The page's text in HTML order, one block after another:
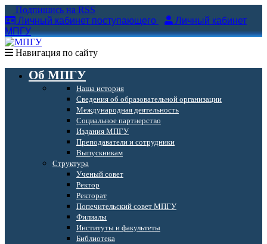
Подпишись на RSS
Личный кабинет поступающего
Личный кабинет
МПГУ
Навигация по сайту
Об МПГУ
Наша история
Сведения об образовательной организации
Международная деятельность
Социальное партнерство
Издания МПГУ
Преподаватели и сотрудники
Выпускникам
Структура
Ученый совет
Ректор
Ректорат
Попечительский совет МПГУ
Филиалы
Институты и факультеты
Библиотека